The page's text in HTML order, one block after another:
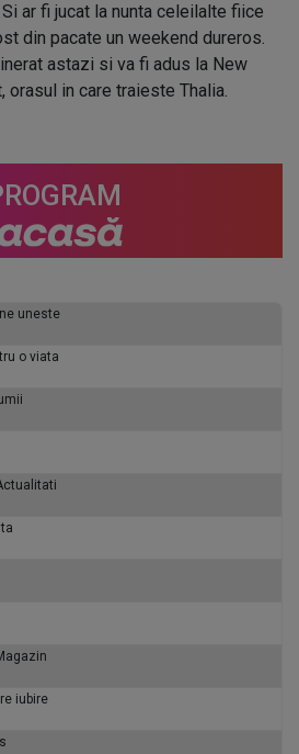
ar fi jucat la nunta celeilalte fiice
din pacate un weekend dureros.
astazi si va fi adus la New
orasul in care traieste Thalia.
uneste
o viata
iubire